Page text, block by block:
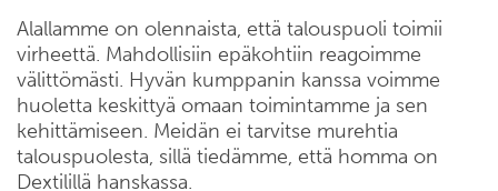
Alallamme on olennaista, että talouspuoli toimii
virheettä. Mahdollisiin epäkohtiin reagoimme
välittömästi. Hyvän kumppanin kanssa voimme
huoletta keskittyä omaan toimintamme ja sen
kehittämiseen. Meidän ei tarvitse murehtia
talouspuolesta, sillä tiedämme, että homma on
Dextilillä hanskassa.